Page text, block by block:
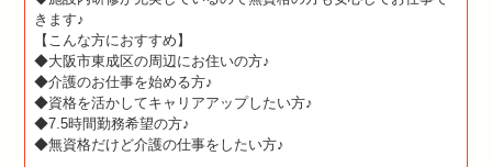
きます♪
【こんな方におすすめ】
◆大阪市東成区の周辺にお住いの方♪
◆介護のお仕事を始める方♪
◆資格を活かしてキャリアアップしたい方♪
◆7.5時間勤務希望の方♪
◆無資格だけど介護の仕事をしたい方♪